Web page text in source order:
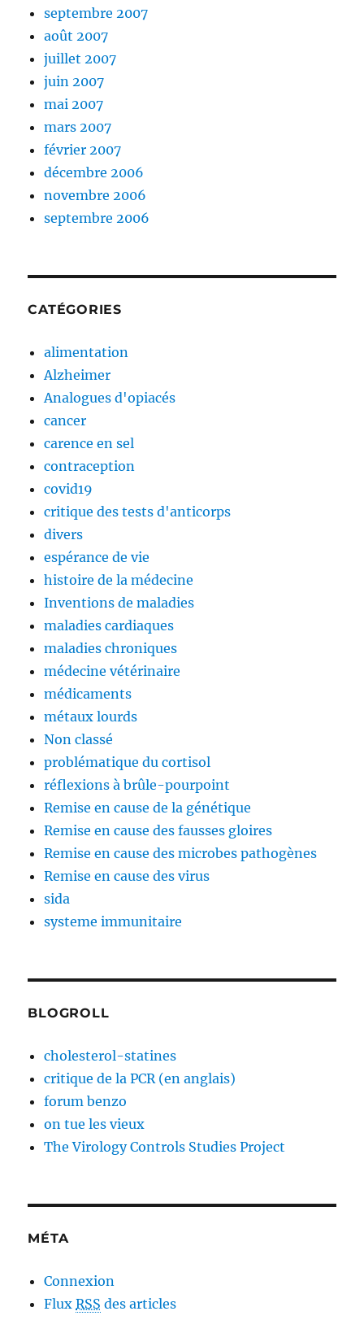
septembre 2007
août 2007
juillet 2007
juin 2007
mai 2007
mars 2007
février 2007
décembre 2006
novembre 2006
septembre 2006
CATÉGORIES
alimentation
Alzheimer
Analogues d'opiacés
cancer
carence en sel
contraception
covid19
critique des tests d'anticorps
divers
espérance de vie
histoire de la médecine
Inventions de maladies
maladies cardiaques
maladies chroniques
médecine vétérinaire
médicaments
métaux lourds
Non classé
problématique du cortisol
réflexions à brûle-pourpoint
Remise en cause de la génétique
Remise en cause des fausses gloires
Remise en cause des microbes pathogènes
Remise en cause des virus
sida
systeme immunitaire
BLOGROLL
cholesterol-statines
critique de la PCR (en anglais)
forum benzo
on tue les vieux
The Virology Controls Studies Project
MÉTA
Connexion
FluxRSS des articles